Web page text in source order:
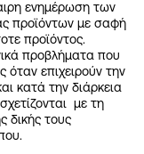
ενημέρωση των
προϊόντων με σαφή
προϊόντος.
προβλήματα που
επιχειρούν την
κατά την διάρκεια
με τη
δικής τους